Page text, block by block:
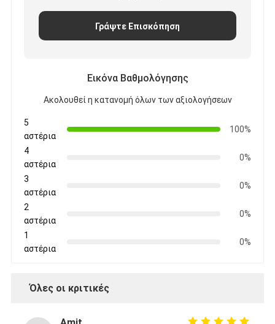
Γράψτε Επισκόπηση
Εικόνα Βαθμολόγησης
Ακολουθεί η κατανομή όλων των αξιολογήσεων
5
αστέρια
100%
4
αστέρια
0%
3
αστέρια
0%
2
αστέρια
0%
1
αστέρια
0%
Όλες οι κριτικές